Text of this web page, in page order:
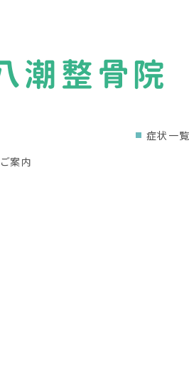
症状一覧
案内